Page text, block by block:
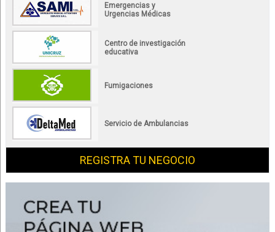
Emergencias y
Urgencias Médicas
Centro de investigación
educativa
Fumigaciones
Servicio de Ambulancias
REGISTRA TU NEGOCIO